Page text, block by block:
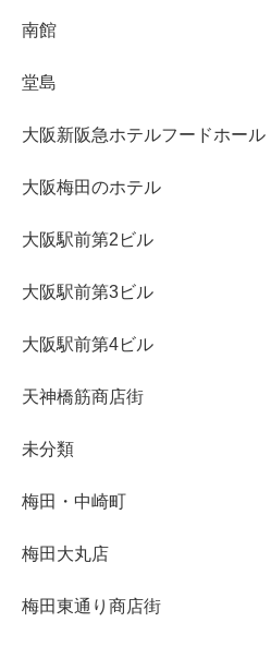
南館
堂島
大阪新阪急ホテルフードホール
大阪梅田のホテル
大阪駅前第2ビル
大阪駅前第3ビル
大阪駅前第4ビル
天神橋筋商店街
未分類
梅田・中崎町
梅田大丸店
梅田東通り商店街